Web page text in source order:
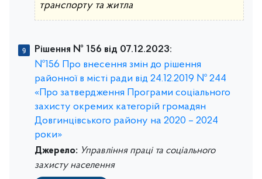
транспорту та житла
Рішення № 156 від 07.12.2023:
№156 Про внесення змін до рішення
районної в місті ради від 24.12.2019 № 244
«Про затвердження Програми соціального
захисту окремих категорій громадян
Довгинцівського району на 2020 – 2024
роки»
Джерело: Управління праці та соціального
захисту населення